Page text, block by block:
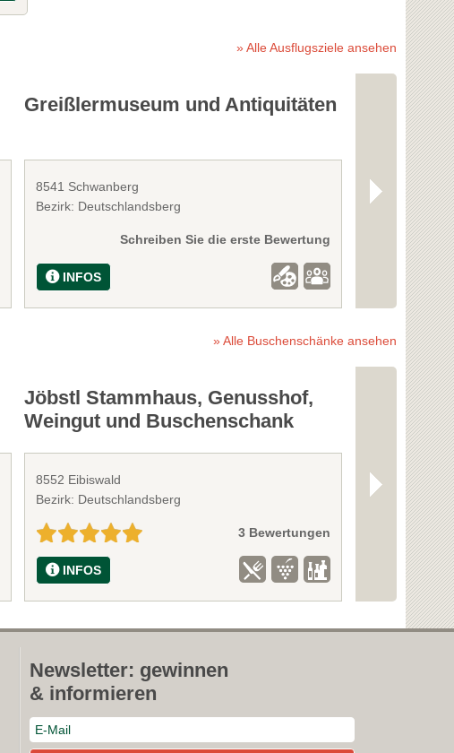
» Alle Ausflugsziele ansehen
Greißlermuseum und Antiquitäten
8541 Schwanberg
Bezirk: Deutschlandsberg
Schreiben Sie die erste Bewertung
INFOS
8541
Bezirk:
INFOS
» Alle Buschenschänke ansehen
Jöbstl Stammhaus, Genusshof,
Weingut und Buschenschank
8552 Eibiswald
Bezirk: Deutschlandsberg
3 Bewertungen
INFOS
Weingut
8544 St.
Bezirk:
INFOS
Newsletter: gewinnen
& informieren